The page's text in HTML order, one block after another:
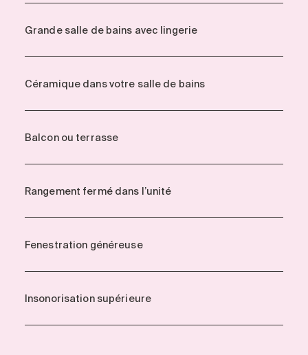
Grande salle de bains avec lingerie
Céramique dans votre salle de bains
Balcon ou terrasse
Rangement fermé dans l’unité
Fenestration généreuse
Insonorisation supérieure